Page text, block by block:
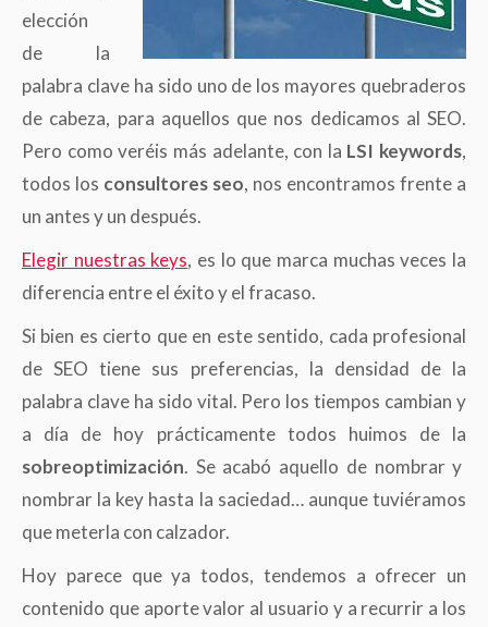
elección
de la
palabra clave ha sido uno de los mayores quebraderos
de cabeza, para aquellos que nos dedicamos al SEO.
Pero como veréis más adelante, con la LSI keywords,
todos los consultores seo, nos encontramos frente a
un antes y un después.
Elegir nuestras keys, es lo que marca muchas veces la
diferencia entre el éxito y el fracaso.
Si bien es cierto que en este sentido, cada profesional
de SEO tiene sus preferencias, la densidad de la
palabra clave ha sido vital. Pero los tiempos cambian y
a día de hoy prácticamente todos huimos de la
sobreoptimización. Se acabó aquello de nombrar y
nombrar la key hasta la saciedad… aunque tuviéramos
que meterla con calzador.
Hoy parece que ya todos, tendemos a ofrecer un
contenido que aporte valor al usuario y a recurrir a los